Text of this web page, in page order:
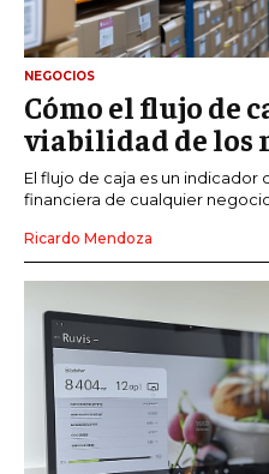
NEGOCIOS
Cómo el flujo de
viabilidad de los
El flujo de caja es un indicador
financiera de cualquier
Ricardo Mendoza